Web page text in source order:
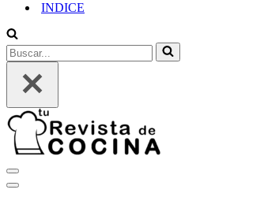
INDICE
Buscar...
Menú
de
Menú